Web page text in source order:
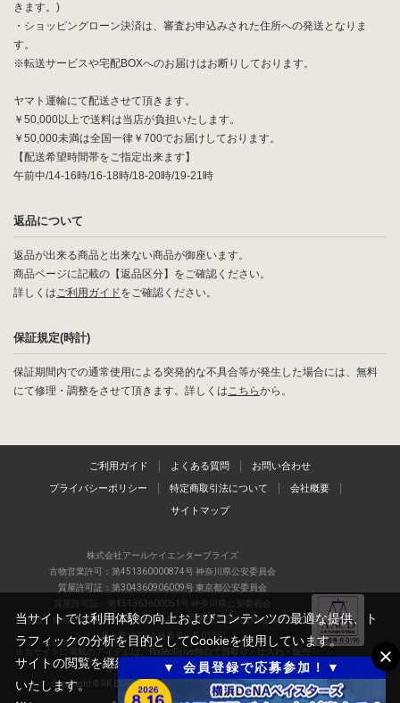
きます。)
・ショッピングローン決済は、審査お申込みされた住所への発送となりま
す。
※転送サービスや宅配BOXへのお届けはお断りしております。
ヤマト運輸にて配送させて頂きます。
￥50,000以上で送料は当店が負担いたします。
￥50,000未満は全国一律￥700でお届けしております。
【配送希望時間帯をご指定出来ます】
午前中/14-16時/16-18時/18-20時/19-21時
返品について
返品が出来る商品と出来ない商品が御座います。
商品ページに記載の【返品区分】をご確認ください。
詳しくはご利用ガイドをご確認ください。
保証規定(時計)
保証期間内での通常使用による突発的な不具合等が発生した場合には、無料
にて修理・調整をさせて頂きます。詳しくはこちらから。
ご利用ガイド よくある質問 お問い合わせ
プライバシーポリシー 特定商取引法について 会社概要
サイトマップ
株式会社アールケイエンタープライズ
古物営業許可：第451360000874号 神奈川県公安委員会
質屋許可証：第304360906009号 東京都公安委員会
質屋許可証：第451363600051号 神奈川県公安委員会
当店は、偽造品の流通防止を目指すAACD(日本流通自主管理協会)の正会
員企業です(会員番号：R-0196)
※当サイトに掲載のアイテムは、RodeoDrive独自で買取り・仕入れ・販売
しているアイテムの一例です
Copyright © RK ENTERPRISE co.,ltd All Rights Reserved.
当サイトでは利用体験の向上およびコンテンツの最適な提供、ト
ラフィックの分析を目的としてCookieを使用しています。
サイトの閲覧を継続された場合、Cookieの利用に同意したものと
いたします。
▼ 会員登録で応募参加！▼